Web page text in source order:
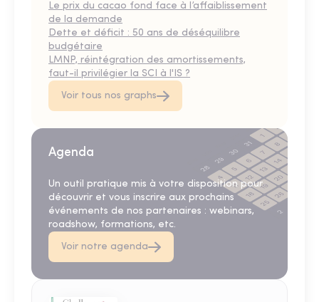
Le prix du cacao fond face à l’affaiblissement
de la demande
Dette et déficit : 50 ans de déséquilibre
budgétaire
LMNP, réintégration des amortissements,
faut-il privilégier la SCI à l'IS ?
Voir tous nos graphs
Agenda
Un outil pratique mis à votre disposition pour
découvrir et vous inscrire aux prochains
événements de nos partenaires : webinars,
roadshow, formations, etc.
Voir notre agenda